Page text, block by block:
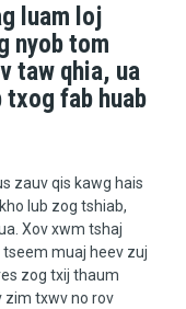
luam loj
nyob tom
taw qhia, ua
txog fab huab
zauv qis kawg hais
lub zog tshiab,
Xov xwm tshaj
muaj heev zuj
zog txij thaum
zim txwv no rov